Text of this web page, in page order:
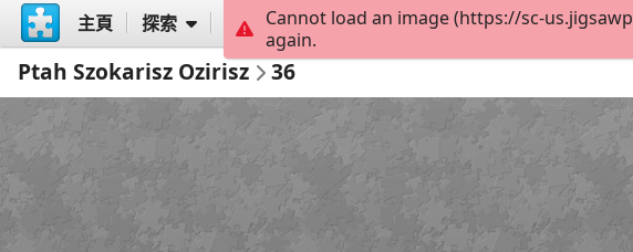
主頁 探索 創建
Ptah Szokarisz Ozirisz 36
Cannot load an image (https://sc-
again.